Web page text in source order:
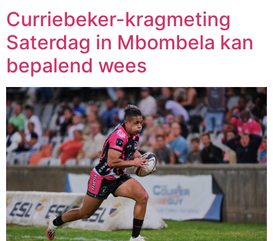
Curriebeker-kragmeting
Saterdag in Mbombela kan
bepalend wees